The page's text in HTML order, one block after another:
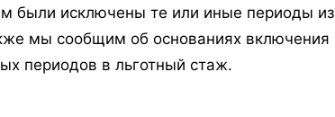
были исключены те или иные периоды из
мы сообщим об основаниях включения
периодов в льготный стаж.